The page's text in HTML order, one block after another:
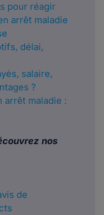
pour réagir
arrêt maladie
délai,
salaire,
?
arrêt maladie :
nos
de